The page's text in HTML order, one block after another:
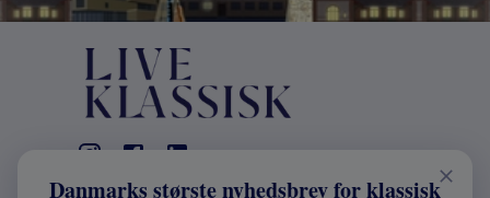
Danmarks største nyhedsbrev for klassisk